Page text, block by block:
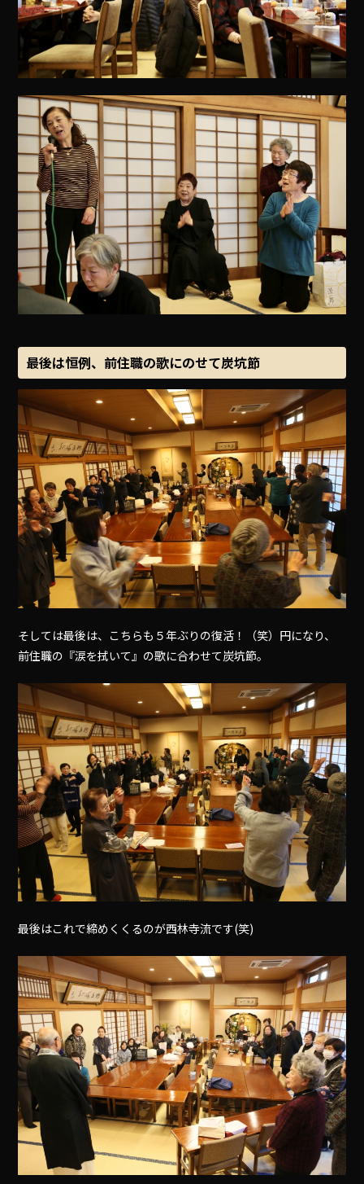
最後は恒例、前住職の歌にのせて炭坑節
そしては最後は、こちらも５年ぶりの復活！（笑）円になり、
前住職の『涙を拭いて』の歌に合わせて炭坑節。
最後はこれで締めくくるのが西林寺流です(笑)